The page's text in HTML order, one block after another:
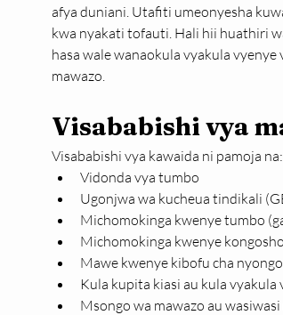
afya duniani. Utafiti umeonyesha
kwa nyakati tofauti. Hali hii huathiri
hasa wale wanaokula vyakula
mawazo.
Visababishi vya
Visababishi vya kawaida ni pamoja na:
Vidonda vya tumbo
Ugonjwa wa kucheua tindikali
Michomokinga kwenye tumbo
Michomokinga kwenye
Mawe kwenye kibofu cha nyongo
Kula kupita kiasi au kula
Msongo wa mawazo au